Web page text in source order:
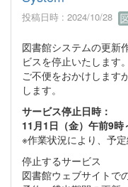
投稿日時 : 2024/10/28
図書館システムの更新
ビスを停止いたします。
ご不便をおかけします
します。
サービス停止日時：
11月1日（金）午前9時
※作業状況により、予
停止するサービス
図書館ウェブサイトで